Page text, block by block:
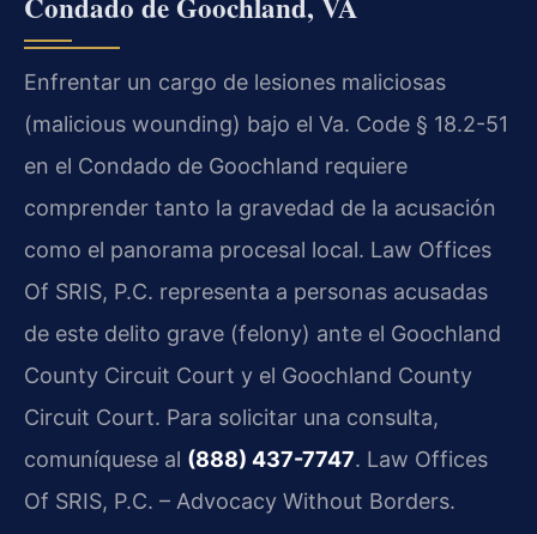
Enfrentar un cargo de lesiones maliciosas
(malicious wounding) bajo el Va. Code § 18.2-51
en el Condado de Goochland requiere
comprender tanto la gravedad de la acusación
como el panorama procesal local. Law Offices
Of SRIS, P.C. representa a personas acusadas
de este delito grave (felony) ante el Goochland
County Circuit Court y el Goochland County
Circuit Court. Para solicitar una consulta,
comuníquese al (888) 437-7747. Law Offices
Of SRIS, P.C. – Advocacy Without Borders.